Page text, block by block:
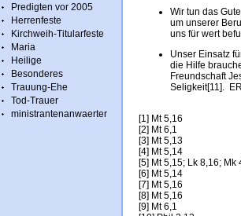
Predigten vor 2005
Herrenfeste
Kirchweih-Titularfeste
Maria
Heilige
Besonderes
Trauung-Ehe
Tod-Trauer
ministrantenanwaerter
Wir tun das
um unserer
uns für wert
Unser Einsatz
die Hilfe
Freundschaft
Seligkeit[11].
[1] Mt 5,16
[2] Mt 6,1
[3] Mt 5,13
[4] Mt 5,14
[5] Mt 5,15; Lk 8,16; Mk
[6] Mt 5,14
[7] Mt 5,16
[8] Mt 5,16
[9] Mt 6,1